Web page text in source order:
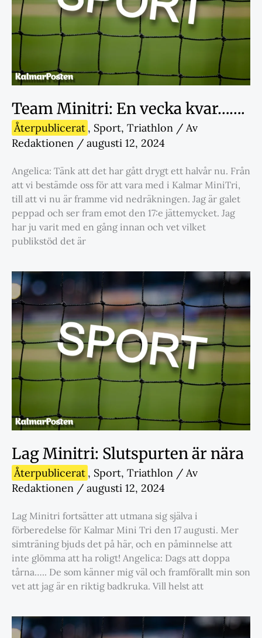
Team Minitri: En vecka kvar…….
Återpublicerat , Sport, Triathlon / Av
Redaktionen / augusti 12, 2024
Angelica: Tänk att det har gått drygt ett halvår nu. Från
att vi bestämde oss för att vara med i Kalmar MiniTri,
till att vi nu är framme vid nedräkningen. Jag är galet
peppad och ser fram emot den 17:e jättemycket. Jag
har ju varit med en gång innan och vet vilket
publikstöd det är
Lag Minitri: Slutspurten är nära
Återpublicerat , Sport, Triathlon / Av
Redaktionen / augusti 12, 2024
Lag Minitri fortsätter att utmana sig själva i
förberedelse för Kalmar Mini Tri den 17 augusti. Mer
simträning bjuds det på här, och en påminnelse att
inte glömma att ha roligt! Angelica: Dags att doppa
tårna….. De som känner mig väl och framförallt min son
vet att jag är en riktig badkruka. Vill helst att